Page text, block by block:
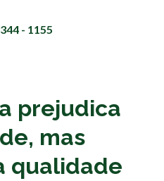
- 1155
prejudica
mas
qualidade